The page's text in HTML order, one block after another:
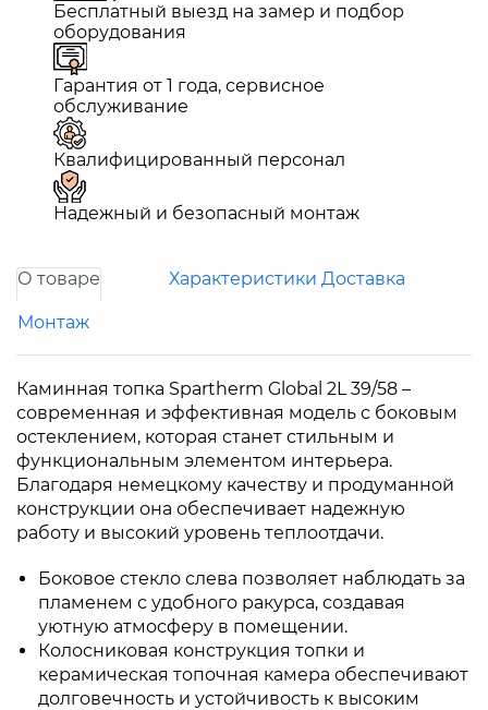
Бесплатный выезд на замер и подбор
оборудования
Гарантия от 1 года, сервисное
обслуживание
Квалифицированный персонал
Надежный и безопасный монтаж
О товаре Характеристики Доставка
Монтаж
Каминная топка Spartherm Global 2L 39/58 –
современная и эффективная модель с боковым
остеклением, которая станет стильным и
функциональным элементом интерьера.
Благодаря немецкому качеству и продуманной
конструкции она обеспечивает надежную
работу и высокий уровень теплоотдачи.
Боковое стекло слева позволяет наблюдать за
пламенем с удобного ракурса, создавая
уютную атмосферу в помещении.
Колосниковая конструкция топки и
керамическая топочная камера обеспечивают
долговечность и устойчивость к высоким